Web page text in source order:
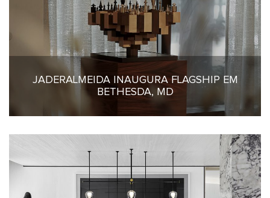
3 de junho de 2026
JADERALMEIDA INAUGURA FLAGSHIP EM
BETHESDA, MD